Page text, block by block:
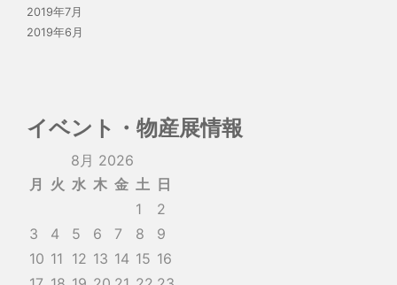
2019年7月
2019年6月
イベント・物産展情報
8月 2026
月
火 水 木 金 土 日
1
2
3
4 5 6 7 8
9
10 11 12 13 14 15 16